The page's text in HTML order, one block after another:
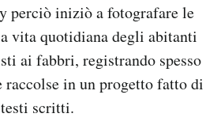
perciò iniziò a fotografare le
vita quotidiana degli abitanti
ai fabbri, registrando spesso
in un progetto fatto di
scritti.